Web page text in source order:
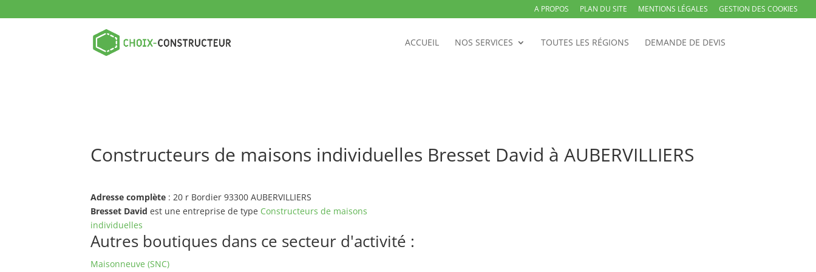
A PROPOS PLAN DU SITE MENTIONS LÉGALES GESTION DES COOKIES
ACCUEIL NOS SERVICES TOUTES LES RÉGIONS DEMANDE DE DEVIS
Constructeurs de maisons individuelles Bresset David à AUBERVILLIERS
Adresse complète : 20 r Bordier 93300 AUBERVILLIERS
Bresset David est une entreprise de type Constructeurs de maisons
individuelles
Autres boutiques dans ce secteur d'activité :
Maisonneuve (SNC)